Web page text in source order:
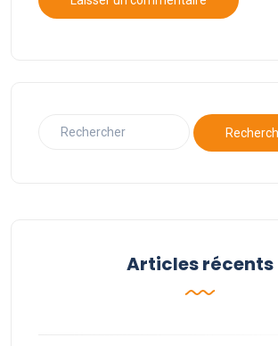
Articles récents